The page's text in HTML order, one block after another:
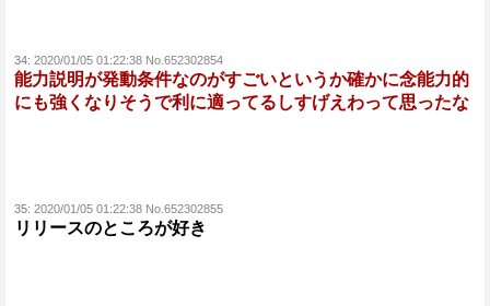
34: 2020/01/05 01:22:38 No.652302854
能力説明が発動条件なのがすごいというか確かに念能力的
にも強くなりそうで利に適ってるしすげえわって思ったな
35: 2020/01/05 01:22:38 No.652302855
リリースのところが好き